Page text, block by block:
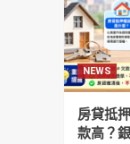
NEWS
房貸抵
款高？